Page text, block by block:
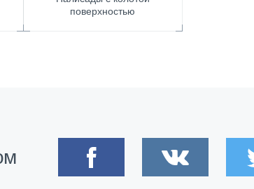
поверхностью